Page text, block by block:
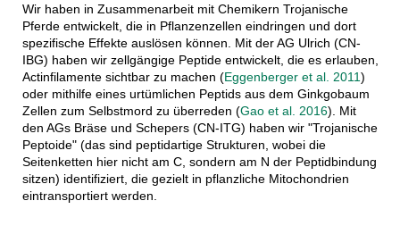
Wir haben in Zusammenarbeit mit Chemikern Trojanische
Pferde entwickelt, die in Pflanzenzellen eindringen und dort
spezifische Effekte auslösen können. Mit der AG Ulrich (CN-
IBG) haben wir zellgängige Peptide entwickelt, die es erlauben,
Actinfilamente sichtbar zu machen (Eggenberger et al. 2011)
oder mithilfe eines urtümlichen Peptids aus dem Ginkgobaum
Zellen zum Selbstmord zu überreden (Gao et al. 2016). Mit
den AGs Bräse und Schepers (CN-ITG) haben wir "Trojanische
Peptoide" (das sind peptidartige Strukturen, wobei die
Seitenketten hier nicht am C, sondern am N der Peptidbindung
sitzen) identifiziert, die gezielt in pflanzliche Mitochondrien
eintransportiert werden.